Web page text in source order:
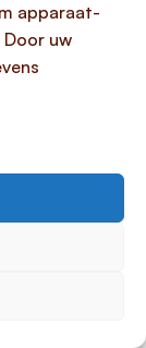
apparaat-
uw
vast met
bij
ook
en
wat